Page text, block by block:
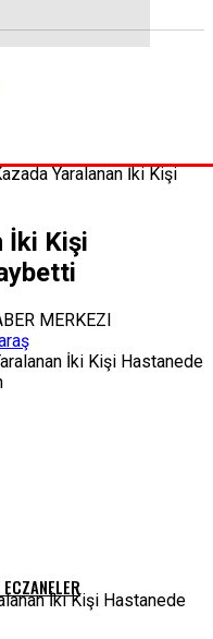
Yaralanan İki Kişi
İki Kişi
MERKEZI
İki Kişi Hastanede